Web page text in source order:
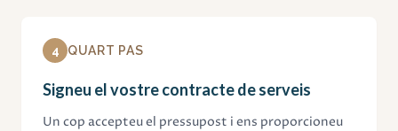
4 QUART PAS
Signeu el vostre contracte de serveis
Un cop accepteu el pressupost i ens proporcioneu